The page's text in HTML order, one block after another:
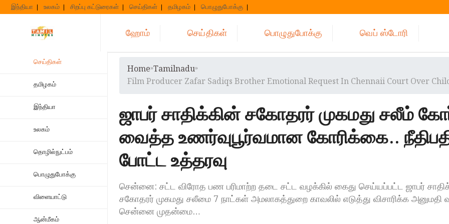
Skip
to
இந்தியா உலகம் சிறப்பு கட்டுரைகள் செய்திகள் தமிழகம் பொழுதுபோக்கு
ஹோம் செய்திகள் பொழுதுபோக்கு வெப் ஸ்டோரி
செய்திகள்
தமிழகம்
இந்தியா
உலகம்
தொழில்நுட்பம்
பொழுதுபோக்கு
விளையாட்டு
ஆன்மீகம்
Home»Tamilnadu»
Film Producer Zafar Sadiqs Brother Emotional Request In Chennaii Court Over
ஜாபர் சாதிக்கின் சகோதரர் முகமது சலீம்
வைத்த உணர்வுபூர்வமான கோரிக்கை..
போட்ட உத்தரவு
சென்னை: சட்ட விரோத பண பரிமாற்ற தடை சட்ட வழக்கில் கைது செய்யப்பட்ட ஜாபர்
சகோதரர் முகமது சலீமை 7 நாட்கள் அமலாகத்துறை காவலில் எடுத்து விசாரிக்க அனுமதி
சென்னை முதன்மை…